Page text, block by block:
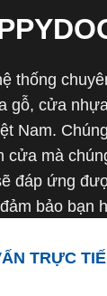
thống
gỗ, cửa
Nam.
cửa mà
đáp ứng
bảo bạn
TRỰC